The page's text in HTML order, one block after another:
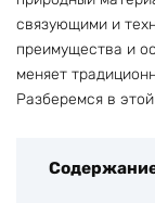
связующими и
преимущества и
меняет
Разберемся в